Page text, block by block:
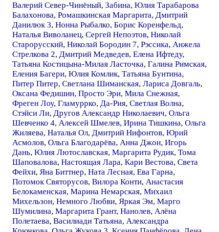
Валерий Север-Чинёный, Забина, Юлия Тарабарова
Балахонова, Ромашкинская Маргарита, Дмитрий
Данилюк 3, Нонна Рыбалко, Борис Коренфельд,
Наталья Виволанец, Сергей Непоэтов, Николай
Старорусский, Николай Бородин 7, Рэссика, Анжела
Стрелкова 2, Дмитрий Медведев, Елена Ифтеду,
Татьяна Костицына-Милая Ласточка, Галина Римская,
Еления Багери, Юлия Комлик, Татьяна Бунтина,
Питер Питер, Светлана Шиманская, Лариса Довгаль,
Оксана Федишин, Просто Эри, Мила Снежная,
Фреген Лоу, Гламуррко, Да-Рия, Светлая Волна,
Стэйси Ли, Другов Александр Николаевич, Ольга
Шевченко 4, Алексей Шмелев, Ирина Тишкина, Ольга
Жиляева, Наталья Ол, Дмитрий Нифонтов, Юрий
Асмолов, Ольга Благодарёва, Анна Джон, Игорь
Дань, Юлия Лютославская, Маргарита Рудик, Тома
Шаповалова, Настоящая Лара, Кари Вестова, Света
Фейхи, Яна Биттнер, Ната Лесная, Ева Гарна,
Потомок Святорусов, Вилора Конти, Анастасия
Белокаменская, Марина Немарская, Михаил
Михельзон, Немного Любви, Яркая Эм, Марго
Шумилина, Маргарита Грант, Нанолев, Алёна
Полетаева, Василиади Татьяна, Александра